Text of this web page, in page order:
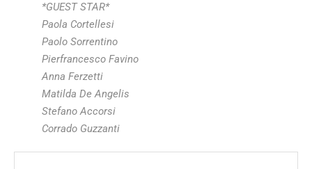
*GUEST STAR*
Paola Cortellesi
Paolo Sorrentino
Pierfrancesco Favino
Anna Ferzetti
Matilda De Angelis
Stefano Accorsi
Corrado Guzzanti